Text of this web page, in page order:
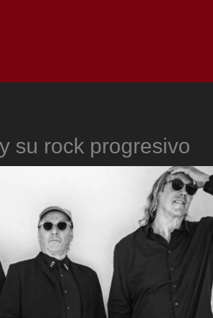
su rock progresivo